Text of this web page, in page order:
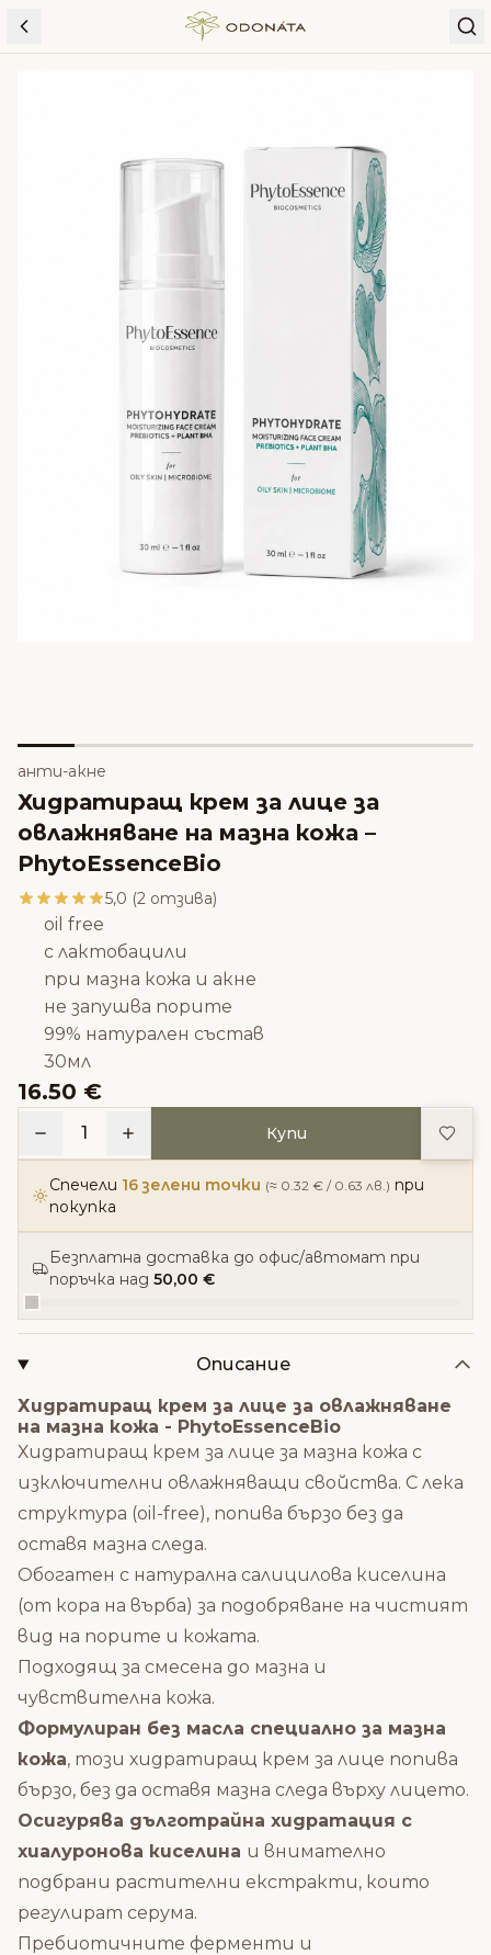
Skip to content
анти-акне
Хидратиращ крем за лице за
овлажняване на мазна кожа –
PhytoEssenceBio
5,0 (2 отзива)
oil free
с лактобацили
при мазна кожа и акне
не запушва порите
99% натурален състав
30мл
16.50 €
1 Купи
Спечели 16 зелени точки (≈ 0.32 € / 0.63 лв.) при
покупка
Безплатна доставка до офис/автомат при
поръчка над 50,00 €
Описание
Хидратиращ крем за лице за овлажняване
на мазна кожа - PhytoEssenceBio
Хидратиращ крем за лице за мазна кожа с
изключителни овлажняващи свойства. С лека
структура (oil-free), попива бързо без да
оставя мазна следа.
Обогатен с натурална салицилова киселина
(от кора на върба) за подобряване на чистият
вид на порите и кожата.
Подходящ за смесена до мазна и
чувствителна кожа.
Формулиран без масла специално за мазна
кожа, този хидратиращ крем за лице попива
бързо, без да оставя мазна следа върху лицето.
Осигурява дълготрайна хидратация с
хиалуронова киселина и внимателно
подбрани растителни екстракти, които
регулират серума.
Пребиотичните ферменти и